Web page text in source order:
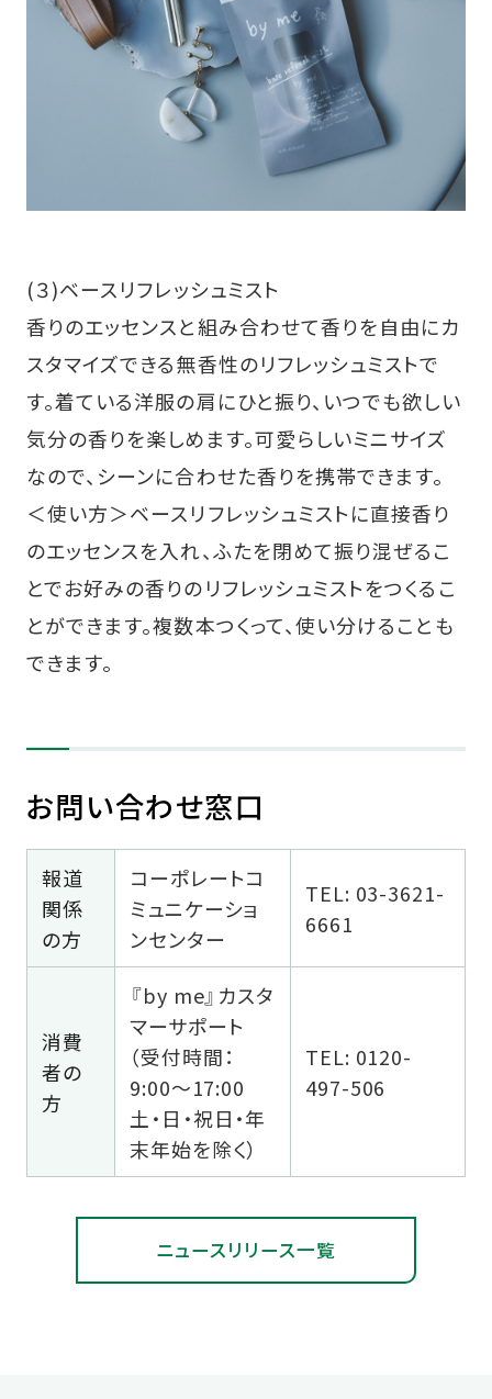
(３)ベースリフレッシュミスト
香りのエッセンスと組み合わせて香りを自由にカ
スタマイズできる無香性のリフレッシュミストで
す。着ている洋服の肩にひと振り、いつでも欲しい
気分の香りを楽しめます。可愛らしいミニサイズ
なので、シーンに合わせた香りを携帯できます。
＜使い方＞ベースリフレッシュミストに直接香り
のエッセンスを入れ、ふたを閉めて振り混ぜるこ
とでお好みの香りのリフレッシュミストをつくるこ
とができます。複数本つくって、使い分けることも
できます。
お問い合わせ窓口
報道
関係
の方
コーポレートコ
ミュニケーショ
ンセンター
TEL: 03-3621-
6661
消費
者の
方
『by me』カスタ
マーサポート
（受付時間：
9:00〜17:00
土・日・祝日・年
末年始を除く）
TEL: 0120-
497-506
ニュースリリース一覧